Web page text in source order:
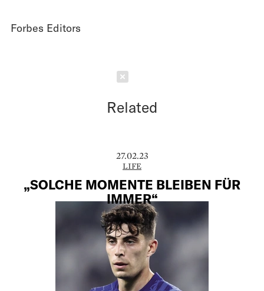
Forbes Editors
Related
27.02.23
LIFE
„SOLCHE MOMENTE BLEIBEN FÜR
IMMER“